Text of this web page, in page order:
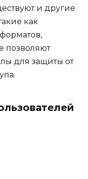
и другие
как
позволяют
для защиты от